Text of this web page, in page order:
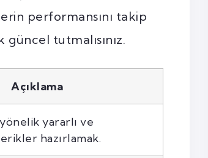
performansını takip
tutmalısınız.
Açıklama
yararlı ve
hazırlamak.